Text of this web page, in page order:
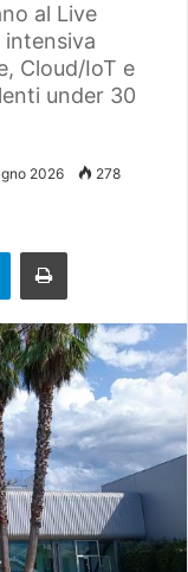
al Live
intensiva
Cloud/IoT e
under 30
2026 278
Telegram